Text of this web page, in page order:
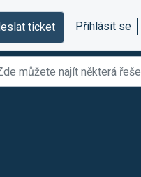
ticket Přihlásit se